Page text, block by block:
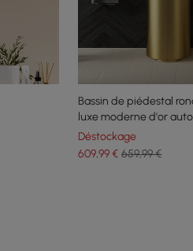
Bassin de piédestal
luxe moderne d'or
Déstockage
609,99€ 659,99 €